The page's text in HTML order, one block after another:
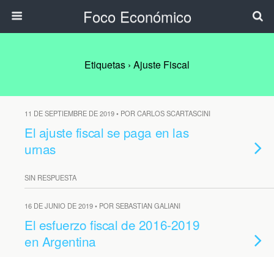
Foco Económico
Etiquetas › Ajuste Fiscal
11 DE SEPTIEMBRE DE 2019 • POR CARLOS SCARTASCINI
El ajuste fiscal se paga en las
urnas
SIN RESPUESTA
16 DE JUNIO DE 2019 • POR SEBASTIAN GALIANI
El esfuerzo fiscal de 2016-2019
en Argentina